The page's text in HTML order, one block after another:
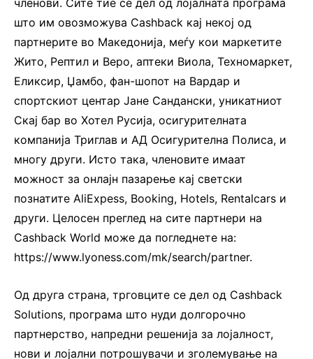
членови. Сите тие се дел од лојалната програма
што им овозможува Cashback кај некој од
партнерите во Македонија, меѓу кои маркетите
Жито, Рептил и Веро, аптеки Виола, Техномаркет,
Еликсир, Џамбо, фан-шопот на Вардар и
спортскиот центар Јане Сандански, уникатниот
Скај бар во Хотел Русија, осигурителната
компаниja Триглав и АД Осигурителна Полиса, и
многу други. Исто така, членовите имаат
можност за онлајн пазарење кај светски
познатите AliExpess, Booking, Hotels, Rentalcars и
други. Целосен преглед на сите партнери на
Cashback World може да погледнете на:
https://www.lyoness.com/mk/search/partner.
Од друга страна, трговците се дел од Cashback
Solutions, програма што нуди долгорочно
партнерство, напредни решенија за лојалност,
нови и лојални потрошувачи и зголемување на